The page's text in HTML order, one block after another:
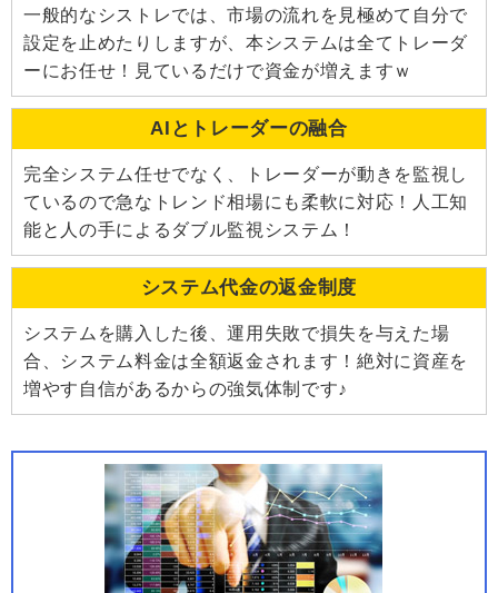
一般的なシストレでは、市場の流れを見極めて自分で
設定を止めたりしますが、本システムは全てトレーダ
ーにお任せ！見ているだけで資金が増えますｗ
AIとトレーダーの融合
完全システム任せでなく、トレーダーが動きを監視し
ているので急なトレンド相場にも柔軟に対応！人工知
能と人の手によるダブル監視システム！
システム代金の返金制度
システムを購入した後、運用失敗で損失を与えた場
合、システム料金は全額返金されます！絶対に資産を
増やす自信があるからの強気体制です♪